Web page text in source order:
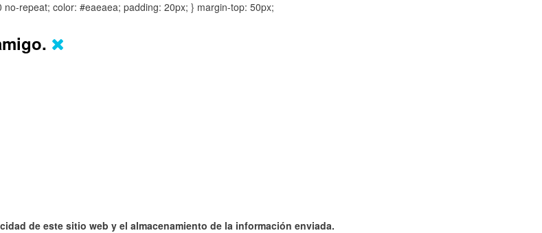
repeat; color: #eaeaea; padding: 20px; } margin-top: 50px;
de este sitio web y el almacenamiento de la información enviada.